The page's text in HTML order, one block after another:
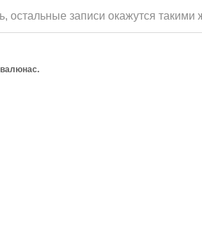
остальные записи окажутся